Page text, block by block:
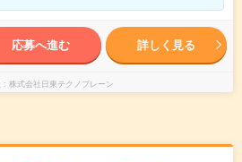
応募へ進む 詳しく見る
株式会社日東テクノブレーン